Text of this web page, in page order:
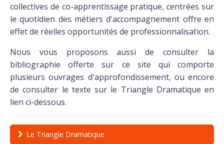
collectives de co-apprentissage pratique, centrées sur
le quotidien des métiers d'accompagnement offre en
effet de réelles opportunités de professionnalisation.
Nous vous proposons aussi de consulter la
bibliographie offerte sur ce site qui comporte
plusieurs ouvrages d'approfondissement, ou encore
de consulter le texte sur le Triangle Dramatique en
lien ci-dessous.
Le Triangle Dramatique